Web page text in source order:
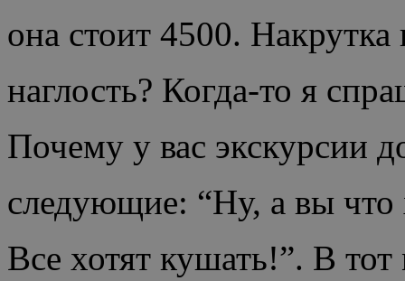
она стоит 4500. Накрутка
наглость? Когда-то я
Почему у вас экскурсии
следующие: “Ну, а вы
Все хотят кушать!”. В